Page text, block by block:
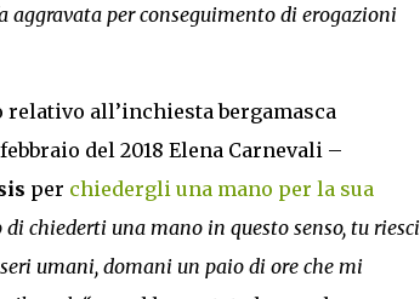
aggravata per conseguimento di erogazioni
all’inchiesta bergamasca
del 2018 Elena Carnevali –
per chiedergli una mano per la sua
di chiederti una mano in questo senso, tu riesci
umani, domani un paio di ore che mi